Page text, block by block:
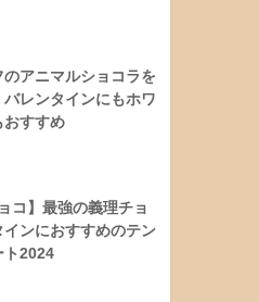
のアニマルショコラを
レンタインにもホワ
おすすめ
コ】最強の義理チョ
インにおすすめのテン
ト2024